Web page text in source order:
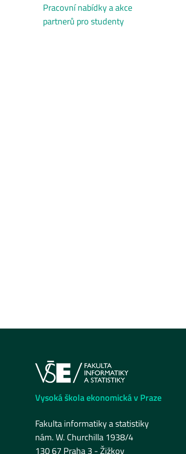
Pracovní nabídky a akce
partnerů pro studenty
Vysoká škola ekonomická v Praze
Fakulta informatiky a statistiky
nám. W. Churchilla 1938/4
130 67 Praha 3 - Žižkov